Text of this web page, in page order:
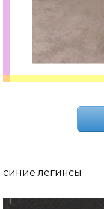
синие легинсы